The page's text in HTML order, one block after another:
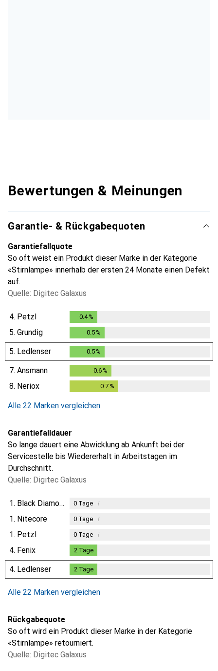
Bewertungen & Meinungen
Garantie- & Rückgabequoten
Garantiefallquote
So oft weist ein Produkt dieser Marke in der Kategorie
«Stirnlampe» innerhalb der ersten 24 Monate einen Defekt
auf.
Quelle: Digitec Galaxus
4. Petzl 0.4%
5. Grundig 0.5%
5. Ledlenser 0.5%
7. Ansmann 0.6 %
8. Neriox 0.7 %
Alle 22 Marken vergleichen
Garantiefalldauer
So lange dauert eine Abwicklung ab Ankunft bei der
Servicestelle bis Wiedererhalt in Arbeitstagen im
Durchschnitt.
Quelle: Digitec Galaxus
1. Black Diamond 0Tage i
1. Nitecore 0Tage i
1. Petzl 0Tage i
4. Fenix 2 Tage
4. Ledlenser 2 Tage
Alle 22 Marken vergleichen
Rückgabequote
So oft wird ein Produkt dieser Marke in der Kategorie
«Stirnlampe» retourniert.
Quelle: Digitec Galaxus